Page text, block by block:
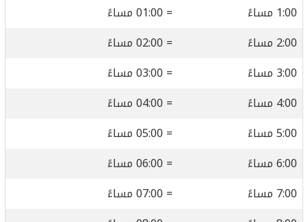
1:00 مساءً
= 01:00 مساءً
2:00 مساءً
= 02:00 مساءً
3:00 مساءً
= 03:00 مساءً
4:00 مساءً
= 04:00 مساءً
5:00 مساءً
= 05:00 مساءً
6:00 مساءً
= 06:00 مساءً
7:00 مساءً
= 07:00 مساءً